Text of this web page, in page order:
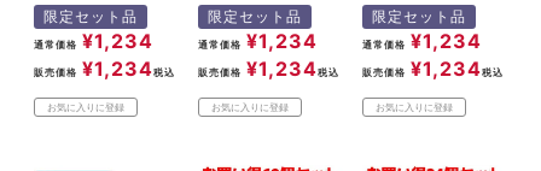
限定セット品
通常価格 ¥1,234
販売価格 ¥1,234税込
お気に入りに登録
限定セット品
通常価格 ¥1,234
販売価格 ¥1,234税込
お気に入りに登録
限定セット品
通常価格 ¥1,234
販売価格 ¥1,234税込
お気に入りに登録